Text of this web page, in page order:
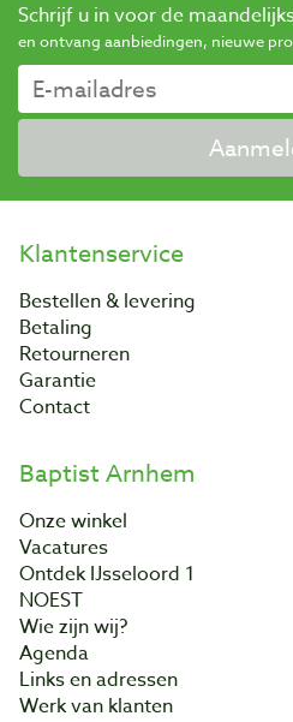
Schrijf u in voor de
en ontvang aanbiedingen, nieuwe
Klantenservice
Bestellen & levering
Betaling
Retourneren
Garantie
Contact
Baptist Arnhem
Onze winkel
Vacatures
Ontdek IJsseloord 1
NOEST
Wie zijn wij?
Agenda
Links en adressen
Werk van klanten